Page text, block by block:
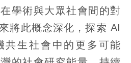
學術與大眾社會間的對
將此概念深化，探索 AI
共生社會中的更多可能